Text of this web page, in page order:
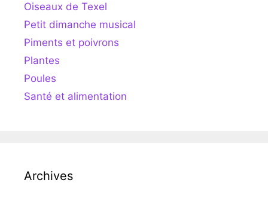
Oiseaux de Texel
Petit dimanche musical
Piments et poivrons
Plantes
Poules
Santé et alimentation
Archives